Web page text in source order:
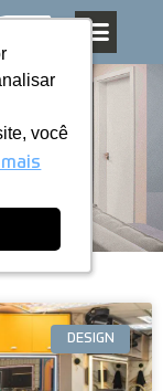
você
você
DESIGN